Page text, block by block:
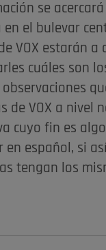
se
el bulevar
VOX estarán
cuáles son
de VOX a
cuyo fin es
español, si
tengan los